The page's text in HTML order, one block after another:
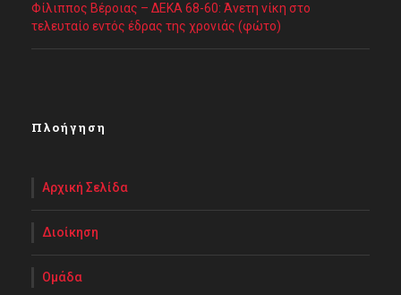
Φίλιππος Βέροιας – ΔΕΚΑ 68-60: Άνετη νίκη στο
τελευταίο εντός έδρας της χρονιάς (φώτο)
Πλοήγηση
Αρχική Σελίδα
Διοίκηση
Ομάδα